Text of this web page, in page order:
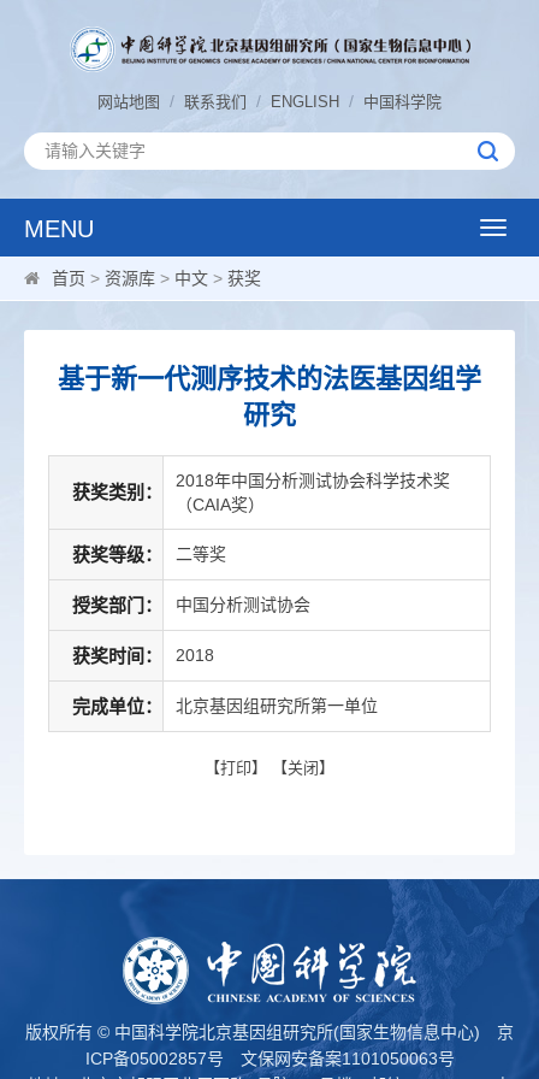
网站地图 / 联系我们 / ENGLISH / 中国科学院
MENU
Toggle
首页 > 资源库 > 中文 > 获奖
基于新一代测序技术的法医基因组学
研究
获奖类别：
2018年中国分析测试协会科学技术奖
（CAIA奖）
获奖等级： 二等奖
授奖部门： 中国分析测试协会
获奖时间： 2018
完成单位： 北京基因组研究所第一单位
【打印】 【关闭 】
版权所有 © 中国科学院北京基因组研究所(国家生物信息中心) 京
ICP备05002857号
文保网安备案1101050063号